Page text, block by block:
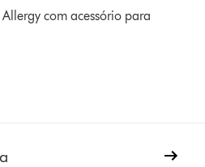
com acessório para